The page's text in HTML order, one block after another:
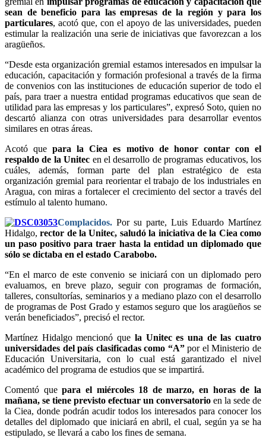
sean de beneficio para las empresas de la región y para los
particulares, acotó que, con el apoyo de las universidades, pueden
estimular la realización una serie de iniciativas que favorezcan a los
aragüeños.
“Desde esta organización gremial estamos interesados en impulsar la
educación, capacitación y formación profesional a través de la firma
de convenios con las instituciones de educación superior de todo el
país, para traer a nuestra entidad programas educativos que sean de
utilidad para las empresas y los particulares”, expresó Soto, quien no
descartó alianza con otras universidades para desarrollar eventos
similares en otras áreas.
Acotó quepara la Ciea es motivo de honor contar con el
respaldo de la Unitec en el desarrollo de programas educativos, los
cuáles, además, forman parte del plan estratégico de esta
organización gremial para reorientar el trabajo de los industriales en
Aragua, con miras a fortalecer el crecimiento del sector a través del
estímulo al talento humano.
Complacidos. Por su parte, Luis Eduardo Martínez
Hidalgo,rector de la Unitec, saludó la iniciativa de la Ciea como
un paso positivo para traer hasta la entidad un diplomado que
sólo se dictaba en el estado Carabobo.
“En el marco de este convenio se iniciará con un diplomado pero
evaluamos, en breve plazo, seguir con programas de formación,
talleres, consultorías, seminarios y a mediano plazo con el desarrollo
de programas de Post Grado y estamos seguro que los aragüeños se
verán beneficiados”, precisó el rector.
Martínez Hidalgo mencionó que la Unitec es una de las cuatro
universidades del país clasificadas como “A”por el Ministerio de
Educación Universitaria, con lo cual está garantizado el nivel
académico del programa de estudios que se impartirá.
Comentó quepara el miércoles 18 de marzo, en horas de la
mañana, se tiene previsto efectuar un conversatorio en la sede de
la Ciea, donde podrán acudir todos los interesados para conocer los
detalles del diplomado que iniciará en abril, el cual, según ya se ha
estipulado, se llevará a cabo los fines de semana.